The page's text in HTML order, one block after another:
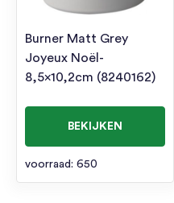
Burner Matt Grey
Joyeux Noël-
8,5×10,2cm (8240162)
BEKIJKEN
voorraad: 650